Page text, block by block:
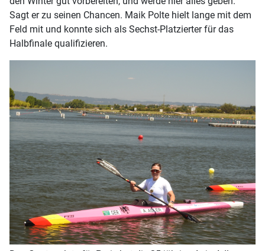
Sagt er zu seinen Chancen. Maik Polte hielt lange mit dem
Feld mit und konnte sich als Sechst-Platzierter für das
Halbfinale qualifizieren.